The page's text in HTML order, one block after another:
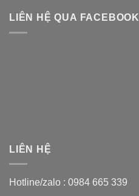
LIÊN HỆ QUA FACEBOOK
LIÊN HỆ
Hotline/zalo : 0984 665 339